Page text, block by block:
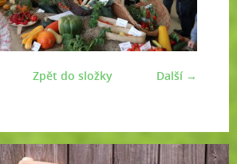
Další →
Zpět do složky